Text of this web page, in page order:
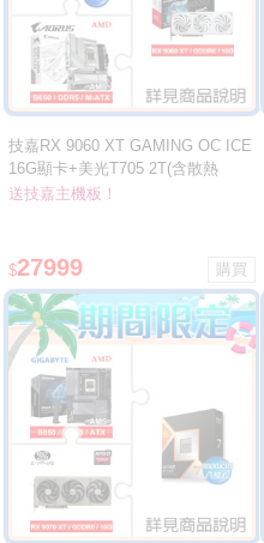
技嘉RX 9060 XT GAMING OC ICE
16G顯卡+美光T705 2T(含散熱
片)SSD ★送技嘉B650M AORUS
送技嘉主機板！
$27999